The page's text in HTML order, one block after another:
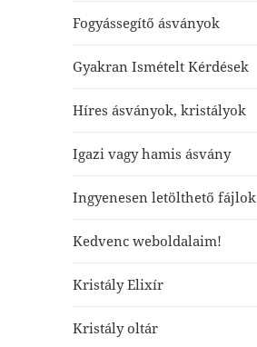
Fogyássegítő ásványok
Gyakran Ismételt Kérdések
Híres ásványok, kristályok
Igazi vagy hamis ásvány
Ingyenesen letölthető fájlok
Kedvenc weboldalaim!
Kristály Elixír
Kristály oltár